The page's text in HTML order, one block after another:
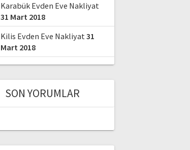
Karabük Evden Eve Nakliyat
31 Mart 2018
Kilis Evden Eve Nakliyat31
Mart 2018
SON YORUMLAR